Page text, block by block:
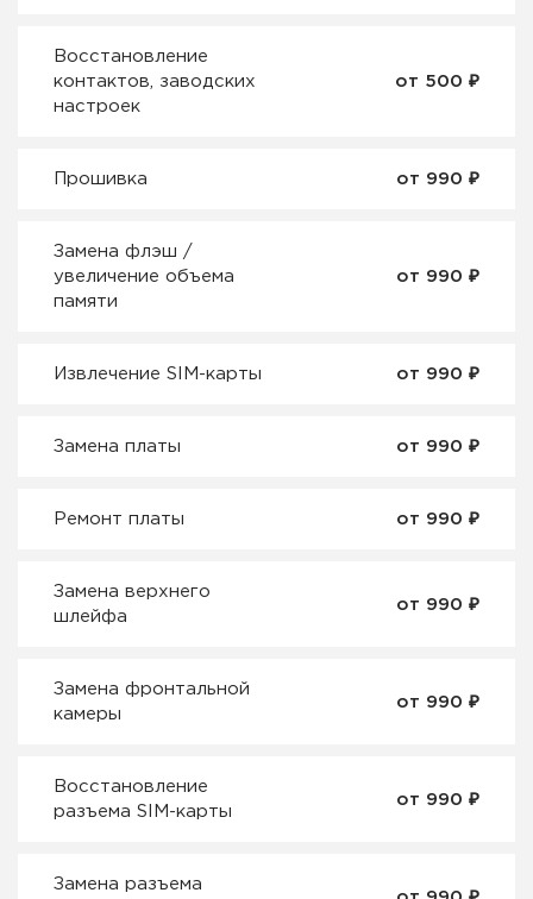
Восстановление
контактов, заводских
настроек
от 500 ₽
Прошивка от 990 ₽
Замена флэш /
увеличение объема
памяти
от 990 ₽
Извлечение SIM-карты от 990 ₽
Замена платы от 990 ₽
Ремонт платы от 990 ₽
Замена верхнего
шлейфа
от 990 ₽
Замена фронтальной
камеры
от 990 ₽
Восстановление
разъема SIM-карты
от 990 ₽
Замена разъема